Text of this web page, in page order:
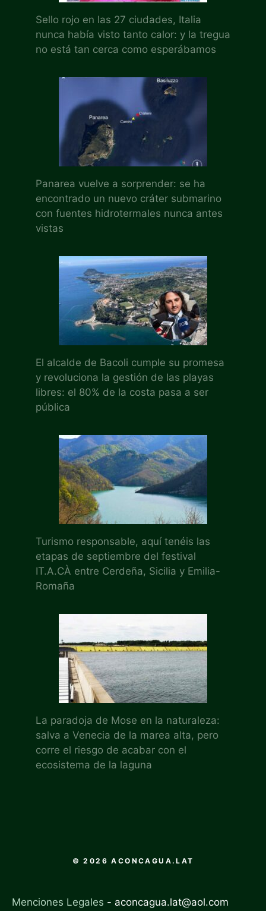
Sello rojo en las 27 ciudades, Italia
nunca había visto tanto calor: y la tregua
no está tan cerca como esperábamos
Panarea vuelve a sorprender: se ha
encontrado un nuevo cráter submarino
con fuentes hidrotermales nunca antes
vistas
El alcalde de Bacoli cumple su promesa
y revoluciona la gestión de las playas
libres: el 80% de la costa pasa a ser
pública
Turismo responsable, aquí tenéis las
etapas de septiembre del festival
IT.A.CÀ entre Cerdeña, Sicilia y Emilia-
Romaña
La paradoja de Mose en la naturaleza:
salva a Venecia de la marea alta, pero
corre el riesgo de acabar con el
ecosistema de la laguna
© 2026 ACONCAGUA.LAT
Menciones Legales - aconcagua.lat@aol.com